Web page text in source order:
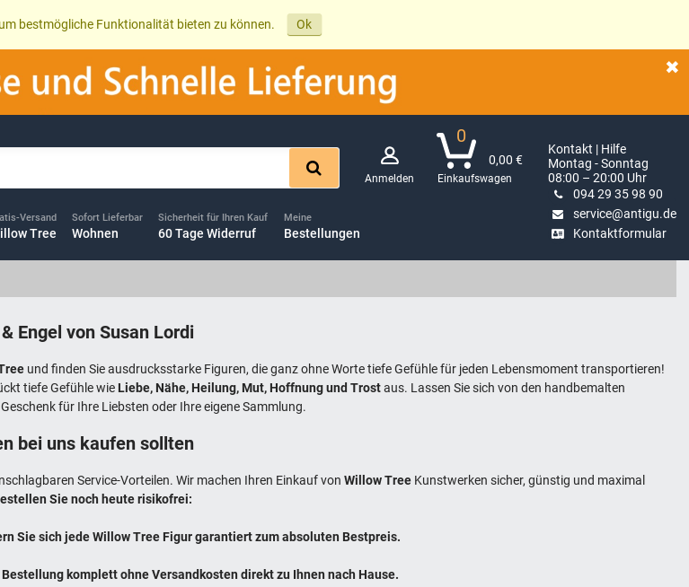
bestmögliche Funktionalität bieten zu können. Ok
Anmelden
0
0,00 €
Einkaufswagen
Kontakt | Hilfe
Montag - Sonntag
08:00 – 20:00 Uhr
094 29 35 98 90
service@antigu.de
Kontaktformular
Versand
Tree
Sofort Lieferbar
Wohnen
Sicherheit für Ihren Kauf
60 Tage Widerruf
Meine
Bestellungen
Engel von Susan Lordi
und finden Sie ausdrucksstarke Figuren, die ganz ohne Worte tiefe Gefühle für jeden Lebensmoment transportieren!
tiefe Gefühle wie Liebe, Nähe, Heilung, Mut, Hoffnung und Trostaus. Lassen Sie sich von den handbemalten
für Ihre Liebsten oder Ihre eigene Sammlung.
bei uns kaufen sollten
Service-Vorteilen. Wir machen Ihren Einkauf vonWillow Tree Kunstwerken sicher, günstig und maximal
Sie noch heute risikofrei:
Sie sich jede Willow Tree Figur garantiert zum absoluten Bestpreis.
komplett ohne Versandkosten direkt zu Ihnen nach Hause.